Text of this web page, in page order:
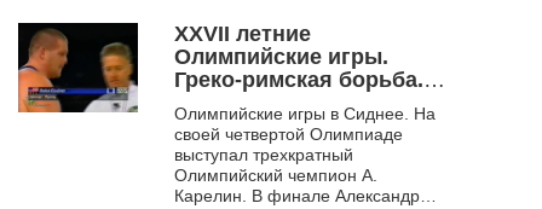
Гарднеру – причина
несовершенство правил поеди...
XXVII летние
Олимпийские игры.
Греко-римская борьба.
Сидней. 2000. Ч. 2
Олимпийские игры в Сиднее. На
своей четвертой Олимпиаде
выступал трехкратный
Олимпийский чемпион А.
Карелин. В финале Александр